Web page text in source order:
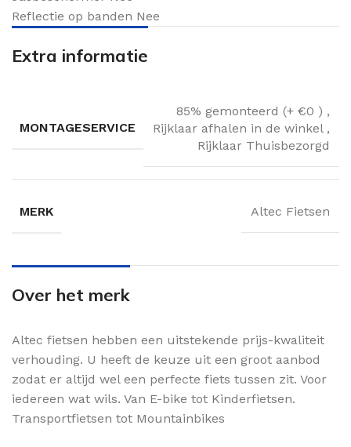
Reflectie op banden Nee
Extra informatie
MONTAGESERVICE
85% gemonteerd (+ €0 ) ,
Rijklaar afhalen in de winkel ,
Rijklaar Thuisbezorgd
MERK Altec Fietsen
Over het merk
Altec fietsen hebben een uitstekende prijs-kwaliteit
verhouding. U heeft de keuze uit een groot aanbod
zodat er altijd wel een perfecte fiets tussen zit. Voor
iedereen wat wils. Van E-bike tot Kinderfietsen.
Transportfietsen tot Mountainbikes